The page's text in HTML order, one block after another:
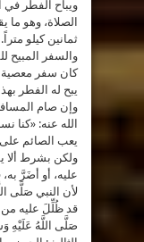
ويباح الفطر في
الصلاة، وهو ما
ثمانين كيلو متراً.
والسفر المبيح
كان سفر معصية
يبح له الفطر
وإن صام
الله عنه: «كنا
يعب الصائم
ولكن بشرط
عليه، أو أضَرَّ
لأن النبي صَلَّى
قد ظُلِّلَ عليه من
صَلَّى اللَّهُ عَلَيْهِ